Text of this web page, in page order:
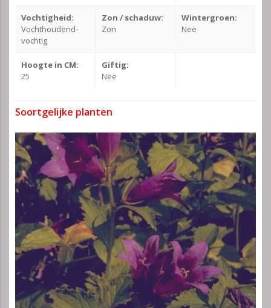
Vochtigheid:
Vochthoudend-
vochtig
Zon / schaduw:
Zon
Wintergroen:
Nee
Hoogte in CM:
25
Giftig:
Nee
Soortgelijke planten